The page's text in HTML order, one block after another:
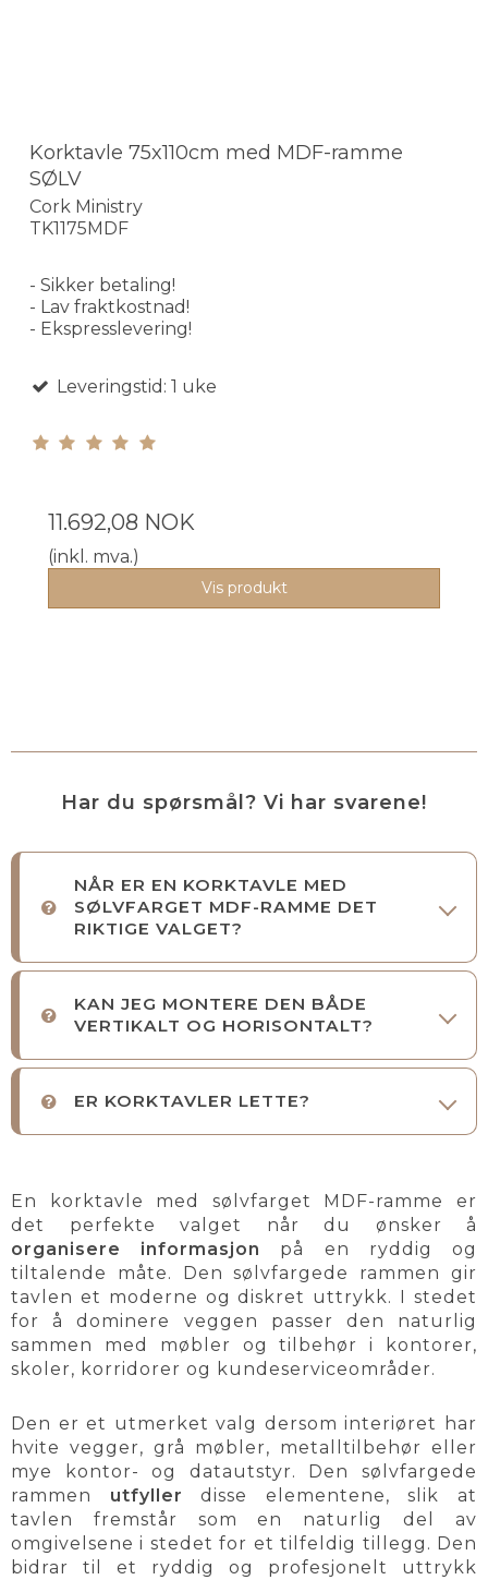
Korktavle 75x110cm med MDF-ramme
SØLV
Cork Ministry
TK1175MDF
- Sikker betaling!
- Lav fraktkostnad!
- Ekspresslevering!
Leveringstid: 1 uke
11.692,08 NOK
(inkl. mva.)
Vis produkt
Har du spørsmål? Vi har svarene!
NÅR ER EN KORKTAVLE MED
SØLVFARGET MDF-RAMME DET
RIKTIGE VALGET?
KAN JEG MONTERE DEN BÅDE
VERTIKALT OG HORISONTALT?
ER KORKTAVLER LETTE?
En korktavle med sølvfarget MDF-ramme er
det perfekte valget når du ønsker å
organisere informasjon
på en ryddig og
tiltalende måte. Den sølvfargede rammen gir
tavlen et moderne og diskret uttrykk. I stedet
for å dominere veggen passer den naturlig
sammen med møbler og tilbehør i kontorer,
skoler, korridorer og kundeserviceområder.
Den er et utmerket valg dersom interiøret har
hvite vegger, grå møbler, metalltilbehør eller
mye kontor- og datautstyr. Den sølvfargede
rammen utfyller disse elementene, slik at
tavlen fremstår som en naturlig del av
omgivelsene i stedet for et tilfeldig tillegg. Den
bidrar til et ryddig og profesjonelt uttrykk